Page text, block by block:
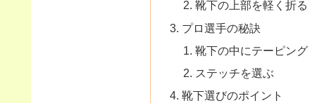
靴下の上部を軽く折る
プロ選手の秘訣
靴下の中にテーピング
ステッチを選ぶ
靴下選びのポイント